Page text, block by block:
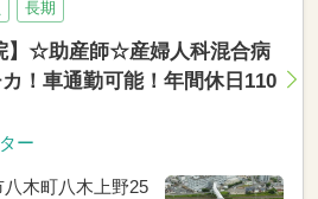
長期
】☆助産師☆産婦人科混合病
！車通勤可能！年間休日110
ー
木町八木上野25